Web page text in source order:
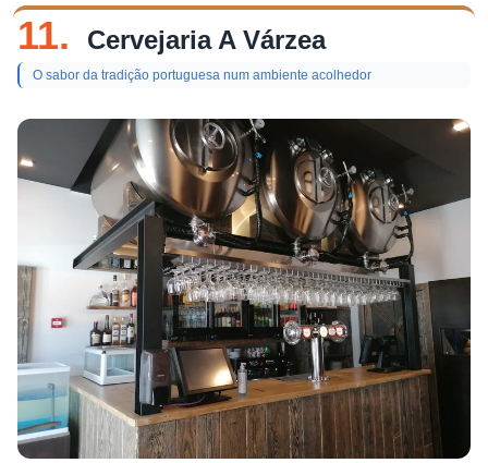
11. Cervejaria A Várzea
O sabor da tradição portuguesa num ambiente acolhedor